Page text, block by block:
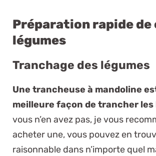
Préparation rapide de
légumes
Tranchage des légumes
Une trancheuse à mandoline
meilleure façon de trancher les
vous n’en avez pas, je vous
acheter une, vous pouvez en
raisonnable dans n’importe quel